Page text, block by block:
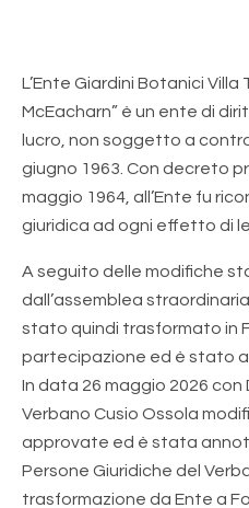
L’Ente Giardini Botanici Villa
McEacharn” è un ente di
lucro, non soggetto a
giugno 1963. Con decreto
maggio 1964, all’Ente fu
giuridica ad ogni effetto di
A seguito delle modifiche
dall’assemblea
stato quindi trasformato in
partecipazione ed è stato
In data 26 maggio 2026
Verbano Cusio Ossola
approvate ed è stata
Persone Giuridiche del
trasformazione da Ente a